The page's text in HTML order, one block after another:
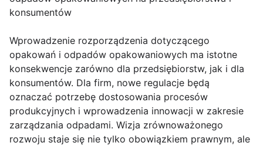
konsumentów
Wprowadzenie rozporządzenia dotyczącego
opakowań i odpadów opakowaniowych ma istotne
konsekwencje zarówno dla przedsiębiorstw, jak i dla
konsumentów. Dla firm, nowe regulacje będą
oznaczać potrzebę dostosowania procesów
produkcyjnych i wprowadzenia innowacji w zakresie
zarządzania odpadami. Wizja zrównoważonego
rozwoju staje się nie tylko obowiązkiem prawnym, ale